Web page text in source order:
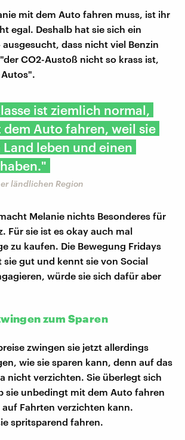
mit dem Auto fahren muss, ist ihr
egal. Deshalb hat sie sich ein
dass nicht viel Benzin
CO2-Austoß nicht so krass ist,
ist ziemlich normal,
dem Auto fahren, weil sie
leben und einen
ländlichen Region
Melanie nichts Besonderes für
Für sie ist es okay auch mal
zu kaufen. Die Bewegung Fridays
gut und kennt sie von Social
würde sie sich dafür aber
zum Sparen
zwingen sie jetzt allerdings
wie sie sparen kann, denn auf das
nicht verzichten. Sie überlegt sich
sie unbedingt mit dem Auto fahren
Fahrten verzichten kann.
spritsparend fahren.